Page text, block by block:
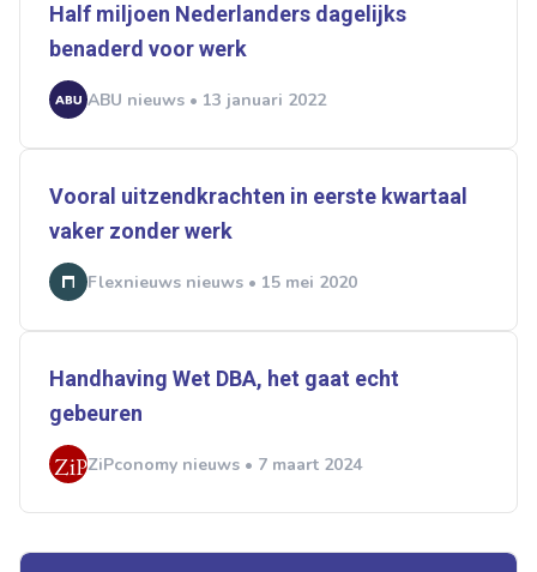
Half miljoen Nederlanders dagelijks
benaderd voor werk
ABU nieuws • 13 januari 2022
Vooral uitzendkrachten in eerste kwartaal
vaker zonder werk
Flexnieuws nieuws • 15 mei 2020
Handhaving Wet DBA, het gaat echt
gebeuren
ZiPconomy nieuws • 7 maart 2024